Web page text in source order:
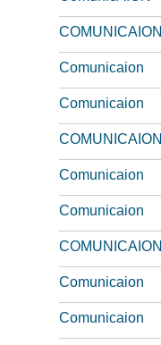
COMUNICAION
Comunicaion
Comunicaion
COMUNICAION
Comunicaion
Comunicaion
COMUNICAION
Comunicaion
Comunicaion